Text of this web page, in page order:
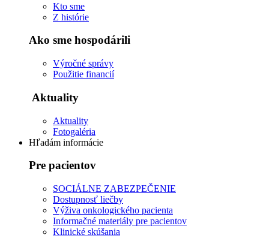
Kto sme
Z histórie
Ako sme hospodárili
Výročné správy
Použitie financií
Aktuality
Aktuality
Fotogaléria
Hľadám informácie
Pre pacientov
SOCIÁLNE ZABEZPEČENIE
Dostupnosť liečby
Výživa onkologického pacienta
Informačné materiály pre pacientov
Klinické skúšania